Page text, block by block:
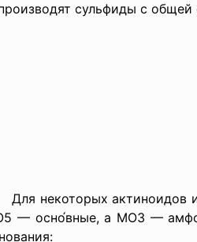
сульфиды с
актиноидов
— осно́вные, а MO3 —